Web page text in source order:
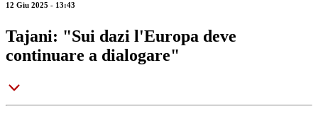
12 Giu 2025 - 13:43
Tajani: "Sui dazi l'Europa deve
continuare a dialogare"